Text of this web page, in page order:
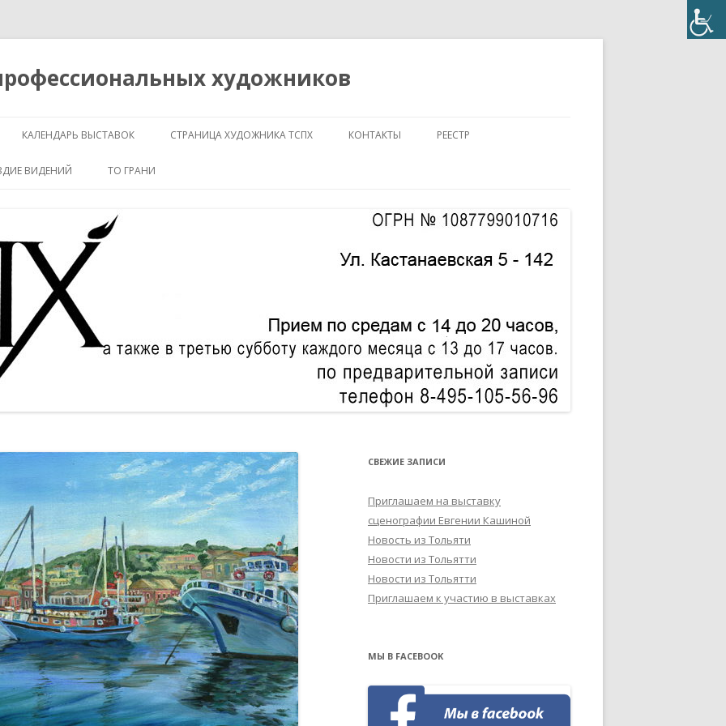
художников
к
содержимому
КАЛЕНДАРЬ ВЫСТАВОК СТРАНИЦА ХУДОЖНИКА ТСПХ КОНТАКТЫ РЕЕСТР
АККРЕДИТОВАННЫЙ ЭКСПЕРТ
ВИДЕНИЙ ТО ГРАНИ
СВЕЖИЕ ЗАПИСИ
Приглашаем на выставку
сценографии Евгении Кашиной
Новость из Тольяти
Новости из Тольятти
Новости из Тольятти
Приглашаем к участию в выставках
МЫ В FACEBOOK